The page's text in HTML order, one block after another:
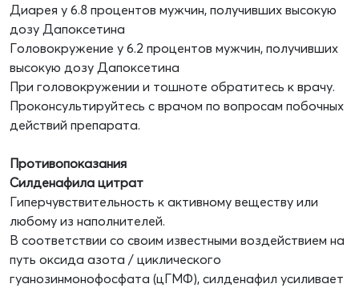
Диарея у 6.8 процентов мужчин, получивших высокую
дозу Дапоксетина
Головокружение у 6.2 процентов мужчин, получивших
высокую дозу Дапоксетина
При головокружении и тошноте обратитесь к врачу.
Проконсультируйтесь с врачом по вопросам побочных
действий препарата.
Противопоказания
Силденафила цитрат
Гиперчувствительность к активному веществу или
любому из наполнителей.
В соответствии со своим известными воздействием на
путь оксида азота / циклического
гуанозинмонофосфата (цГМФ), силденафил усиливает